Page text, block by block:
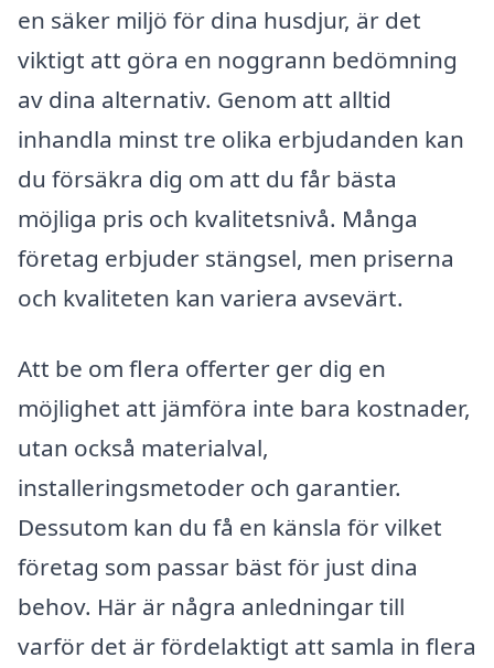
en säker miljö för dina husdjur, är det
viktigt att göra en noggrann bedömning
av dina alternativ. Genom att alltid
inhandla minst tre olika erbjudanden kan
du försäkra dig om att du får bästa
möjliga pris och kvalitetsnivå. Många
företag erbjuder stängsel, men priserna
och kvaliteten kan variera avsevärt.
Att be om flera offerter ger dig en
möjlighet att jämföra inte bara kostnader,
utan också materialval,
installeringsmetoder och garantier.
Dessutom kan du få en känsla för vilket
företag som passar bäst för just dina
behov. Här är några anledningar till
varför det är fördelaktigt att samla in flera